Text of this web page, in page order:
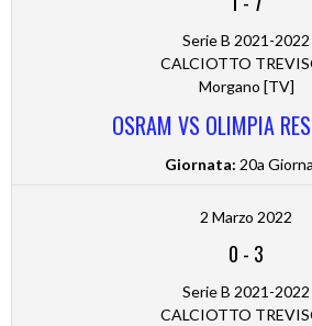
Serie B 2021-2022
CALCIOTTO
Morgano [TV]
OSRAM VS OLIMPIA
Giornata: 20a
2 Marzo 2022
0 - 3
Serie B 2021-2022
CALCIOTTO